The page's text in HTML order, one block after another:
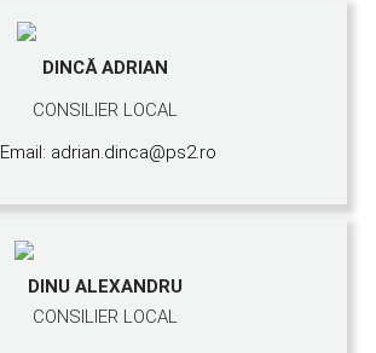
DINCĂ ADRIAN
CONSILIER LOCAL
Email: adrian.dinca@ps2.ro
DINU ALEXANDRU
CONSILIER LOCAL